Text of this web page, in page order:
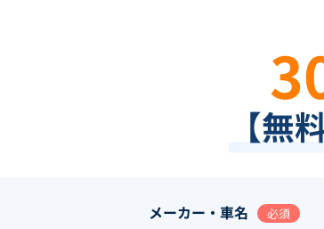
【無
メーカー・車名 必須